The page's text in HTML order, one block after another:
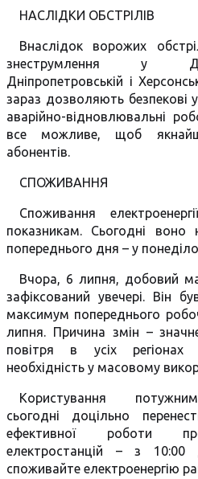
НАСЛІДКИ ОБСТРІЛІВ
Внаслідок ворожих
знеструмлення у
Дніпропетровській і
зараз дозволяють безпекові
аварійно-відновлювальні
все можливе, щоб
абонентів.
СПОЖИВАННЯ
Споживання
показникам. Сьогодні
попереднього дня – у
Вчора, 6 липня, добовий
зафіксований увечері. Він
максимум попереднього
липня. Причина змін –
повітря в усіх
необхідність у масовому
Користування
сьогодні доцільно
ефективної роботи
електростанцій – з
споживайте електроенергію